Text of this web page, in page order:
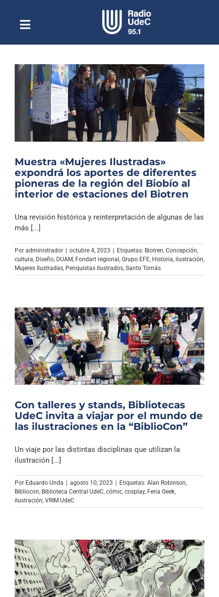
contenidoToggle
NavigationEscuchar Radio UdeC en vivo
Quiénes Somos
Programación
Podcast
Noticias
Columnas
Música Clásica
Muestra «Mujeres Ilustradas»
expondrá los aportes de diferentes
pioneras de la región del Biobío al
interior de estaciones del Biotren
Una revisión histórica y reinterpretación de algunas de las
más [...]
Por administrador | octubre 4, 2023 | Etiquetas: Biotren Concepción
cultura Diseño DUAM Fondart regional Grupo EFE Historia ilustración
Mujeres Ilustradas Penquistas Ilustrados Santo Tomás
Con talleres y stands, Bibliotecas
UdeC invita a viajar por el mundo de
las ilustraciones en la “BiblioCon”
Un viaje por las distintas disciplinas que utilizan la
ilustración [...]
Por Eduardo Unda | agosto 10, 2023 | Etiquetas: Alan Robinson
Bibliocon Biblioteca Central UdeC cómic cosplay, Feria Geek
ilustración VRIM UdeC